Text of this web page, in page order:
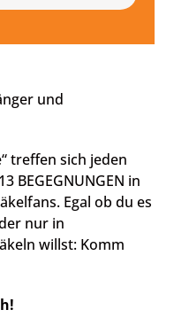
und
treffen sich jeden
BEGEGNUNGEN in
Egal ob du es
nur in
willst: Komm